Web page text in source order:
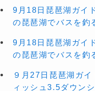
9月18日琵琶湖ガイ
の琵琶湖でバスを釣
9月18日琵琶湖ガイ
の琵琶湖でバスを釣
９月27日琵琶湖ガ
ィッシュ3.5ダウン